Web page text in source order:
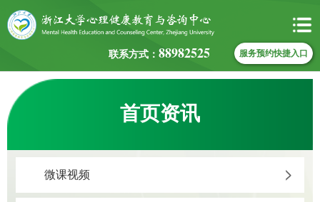
服务预约快捷入口
联系方式： 88982525
首页资讯
微课视频